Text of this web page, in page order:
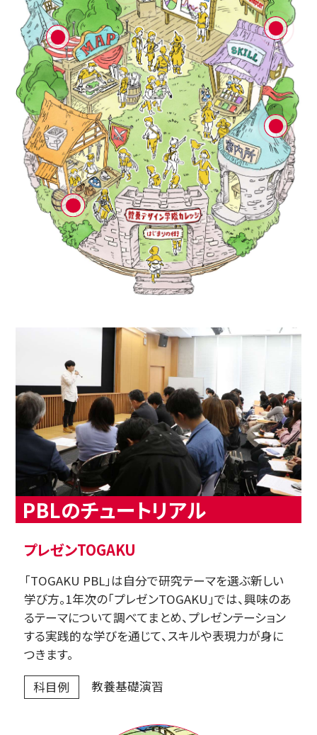
PBLのチュートリアル
プレゼンTOGAKU
「TOGAKU PBL」は自分で研究テーマを選ぶ新しい
学び方。1年次の「プレゼンTOGAKU」では、興味のあ
るテーマについて調べてまとめ、プレゼンテーション
する実践的な学びを通じて、スキルや表現力が身に
つきます。
科目例
教養基礎演習